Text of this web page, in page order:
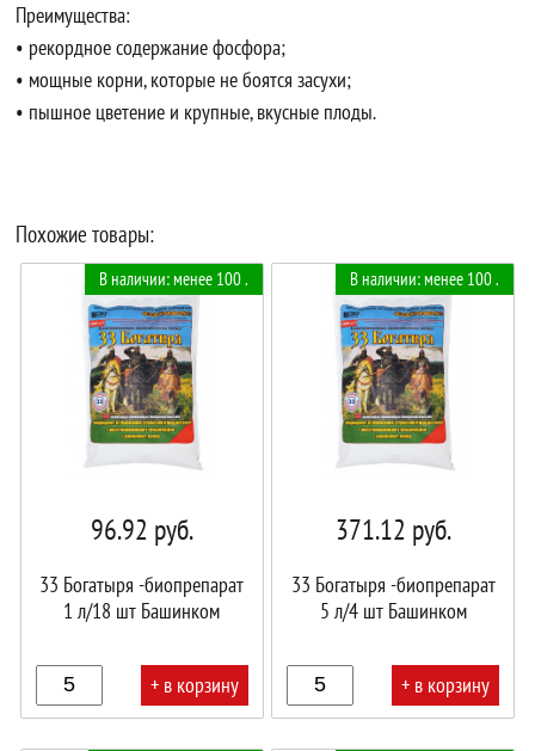
Преимущества:
• рекордное содержание фосфора;
• мощные корни, которые не боятся засухи;
• пышное цветение и крупные, вкусные плоды.
Похожие товары:
В наличии: менее 100 .
96.92 руб.
33 Богатыря -биопрепарат
1 л/18 шт Башинком
+ в корзину
В наличии: менее 100 .
371.12 руб.
33 Богатыря -биопрепарат
5 л/4 шт Башинком
+ в корзину